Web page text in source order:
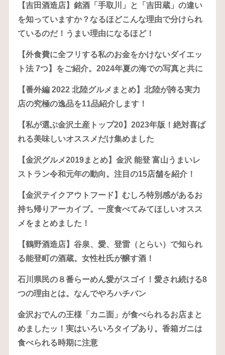
【吉田酒造店】銘酒「手取川」と「吉田蔵」の違い
を知っていますか？なるほどこんな理由で分けられ
ているのだ！うまい理由になるほど！
【外食費に全フリする私のお金をかけないダイエッ
ト法 7つ】をご紹介。2024年夏の海での写真と共に
【番外編 2022 北陸グルメまとめ】北陸が誇る実力
店の究極の逸品を11品紹介します！
【私が選ぶ金沢土産トップ20】2023年版！絶対喜ば
れる美味しいオススメだけ集めました
【金沢グルメ2019まとめ】金沢 能登 富山うまいレ
ストラン令和元年の動向。注目の15店舗を紹介！
【金沢テイクアウトフード】むしろ特別感があるお
持ち帰りアーカイブ。一度食べてみてほしいオスス
メをまとめました！
【鶴野酒造店】谷泉、愛、登雷（とらい）で知られ
る能登町の酒蔵。女性杜氏が醸す酒！
石川県民の８番らーめん愛がスゴイ！愛され続ける8
つの理由とは。なんでやろハチバン
金沢おでんの王様「カニ面」が食べられるお店まと
めましたッ！実はいろいろタイプあり。香箱ガニは
食べられる時期に注意